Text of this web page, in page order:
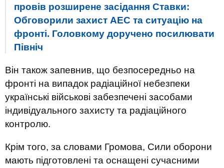
провів розширене засідання Ставки:
Обговорили захист АЕС та ситуацію на
фронті. Головкому доручено посилювати
Північ
Він також запевнив, що безпосередньо на
фронті на випадок радіаційної небезпеки
українські військові забезпечені засобами
індивідуального захисту та радіаційного
контролю.
Крім того, за словами Громова, Сили оборони
мають підготовлені та оснащені сучасними